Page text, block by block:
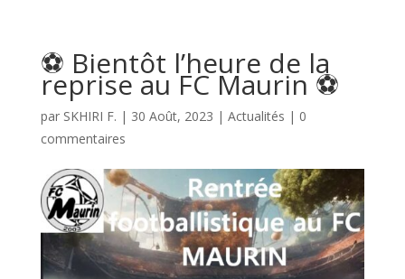
⚽️ Bientôt l’heure de la
reprise au FC Maurin ⚽️
par SKHIRI F. | 30 Août, 2023 | Actualités | 0
commentaires